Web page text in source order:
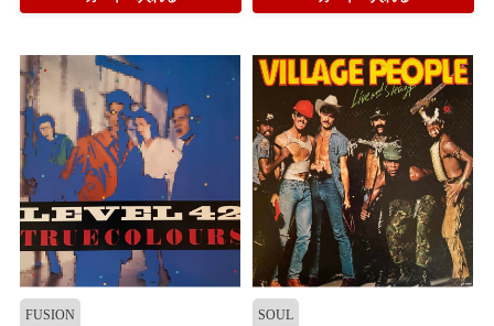
FUSION SOUL